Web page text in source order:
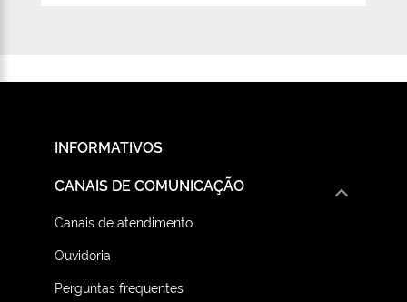
INFORMATIVOS
CANAIS DE COMUNICAÇÃO
Canais de atendimento
Ouvidoria
Perguntas frequentes